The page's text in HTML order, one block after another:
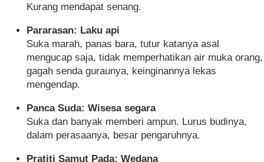
Kurang mendapat senang.
Pararasan: Laku api
Suka marah, panas bara, tutur katanya asal
mengucap saja, tidak memperhatikan air muka orang,
gagah senda guraunya, keinginannya lekas
mengendap.
Panca Suda: Wisesa segara
Suka dan banyak memberi ampun. Lurus budinya,
dalam perasaanya, besar pengaruhnya.
Pratiti Samut Pada: Wedana